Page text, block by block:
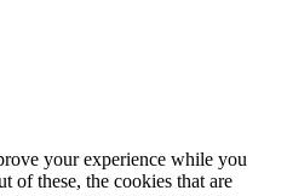
your experience while you
of these, the cookies that are